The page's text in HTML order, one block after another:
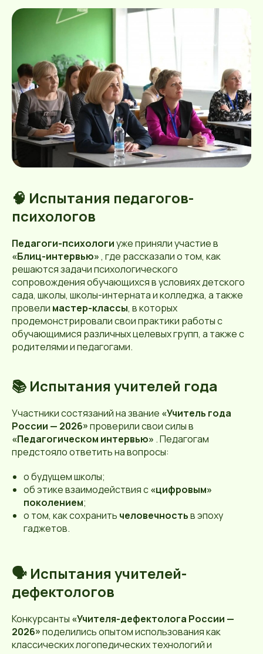
🧠 Испытания педагогов-
психологов
Педагоги-психологиуже приняли участие в
«Блиц-интервью», где рассказали о том, как
решаются задачи психологического
сопровождения обучающихся в условиях детского
сада, школы, школы-интерната и колледжа, а также
провели мастер-классы, в которых
продемонстрировали свои практики работы с
обучающимися различных целевых групп, а также с
родителями и педагогами.
📚 Испытания учителей года
Участники состязаний на звание «Учитель года
России — 2026»проверили свои силы в
«Педагогическом интервью» . Педагогам
предстояло ответить на вопросы:
о будущем школы;
об этике взаимодействия с«цифровым»
поколением;
о том, как сохранить человечностьв эпоху
гаджетов.
🗣️ Испытания учителей-
дефектологов
Конкурсанты «Учителя-дефектолога России —
2026»поделились опытом использования как
классических логопедических технологий и